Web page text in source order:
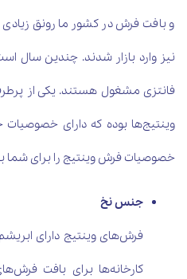
و بافت فرش در کشور ما رونق
نیز وارد بازار شدند. چندین سال
فانتزی مشغول هستند. یکی از
وینتیج‌ها بوده که دارای
خصوصیات فرش وینتیج را برای شما
جنس نخ
فرش‌های وینتیج دارای
کارخانه‌ها برای بافت